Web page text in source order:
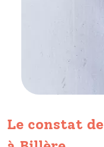
Le constat